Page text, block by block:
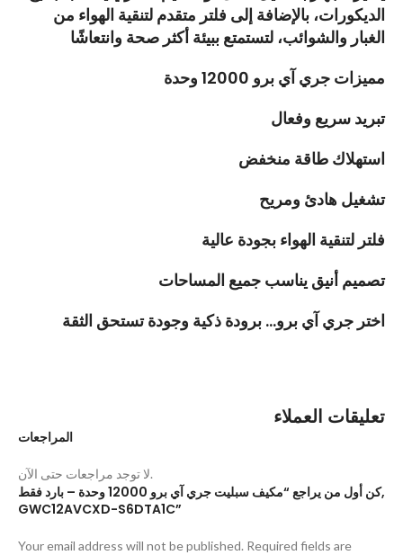
الديكورات، بالإضافة إلى فلتر متقدم لتنقية الهواء من
الغبار والشوائب، لتستمتع ببيئة أكثر صحة وانتعاشًا
مميزات جري آي برو 12000 وحدة
تبريد سريع وفعال
استهلاك طاقة منخفض
تشغيل هادئ ومريح
فلتر لتنقية الهواء بجودة عالية
تصميم أنيق يناسب جميع المساحات
اختر جري آي برو… برودة ذكية وجودة تستحق الثقة
تعليقات العملاء
المراجعات
لا توجد مراجعات حتى الآن.
كن أول من يراجع “مكيف سبليت جري آي برو 12000 وحدة – بارد فقط,
GWC12AVCXD-S6DTA1C”
Your email address will not be published. Required fields are